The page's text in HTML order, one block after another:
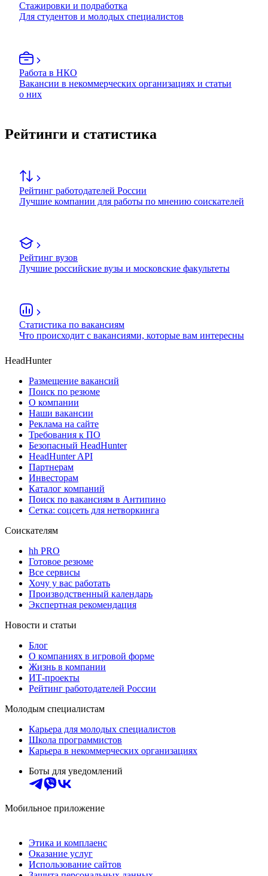
Стажировки и подработка
Для студентов и молодых специалистов
Работа в НКО
Вакансии в некоммерческих организациях и статьи
о них
Рейтинги и статистика
Рейтинг работодателей России
Лучшие компании для работы по мнению соискателей
Рейтинг вузов
Лучшие российские вузы и московские факультеты
Статистика по вакансиям
Что происходит с вакансиями, которые вам интересны
HeadHunter
Размещение вакансий
Поиск по резюме
О компании
Наши вакансии
Реклама на сайте
Требования к ПО
Безопасный HeadHunter
HeadHunter API
Партнерам
Инвесторам
Каталог компаний
Поиск по вакансиям в Антипино
Сетка: соцсеть для нетворкинга
Соискателям
hh PRO
Готовое резюме
Все сервисы
Хочу у вас работать
Производственный календарь
Экспертная рекомендация
Новости и статьи
Блог
О компаниях в игровой форме
Жизнь в компании
ИТ-проекты
Рейтинг работодателей России
Молодым специалистам
Карьера для молодых специалистов
Школа программистов
Карьера в некоммерческих организациях
Боты для уведомлений
Мобильное приложение
Этика и комплаенс
Оказание услуг
Использование сайтов